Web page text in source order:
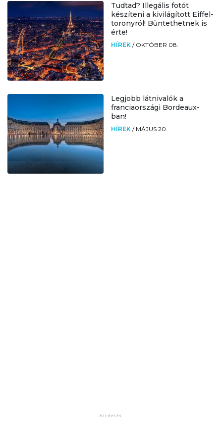
Tudtad? Illegális fotót
készíteni a kivilágított Eiffel-
toronyról! Büntethetnek is
érte!
HÍREK / OKTÓBER 08.
Legjobb látnivalók a
franciaországi Bordeaux-
ban!
HÍREK / MÁJUS 20.